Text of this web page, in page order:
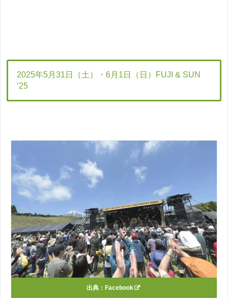
2025年5月31日（土）・6月1日（日）FUJI & SUN
’25
出典： Facebook